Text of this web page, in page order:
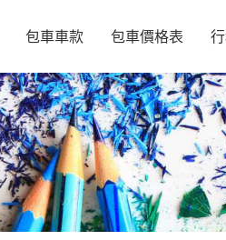
包車車款 包車價格表